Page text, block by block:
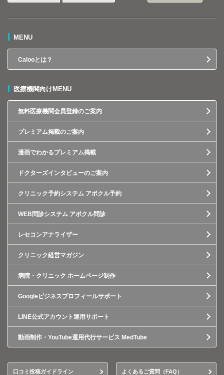
MENU
Calooとは？
医療機関向けMENU
無料医療機関会員登録のご案内
プレミアム掲載のご案内
漫画でわかるプレミアム掲載
ドクターズインタビューのご案内
クリニック予約システム アポクル予約
WEB問診システム アポクル問診
レセコンアナライザー
クリニック経営マガジン
病院・クリニック ホームページ制作
Googleビジネスプロフィールサポート
LINE公式アカウント運用サポート
動画制作・YouTube運用代行サービス MedTube
口コミ投稿ガイドライン よくあるご質問（FAQ）